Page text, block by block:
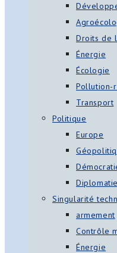
Droits de
Énergie
Écologie
Pollution-
Transport
Politique
Europe
Diplomatie
Singularité
armement
Contrôle
Énergie